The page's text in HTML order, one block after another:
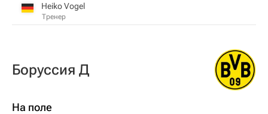
Heiko Vogel
Тренер
Боруссия Д
На поле